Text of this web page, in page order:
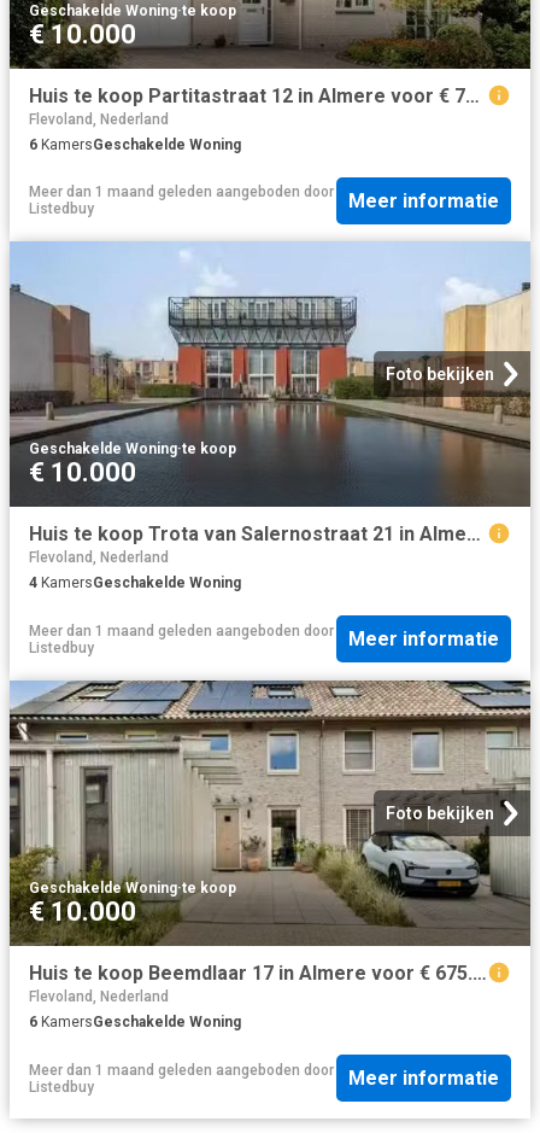
Geschakelde Woning·te koop
€ 10.000
Huis te koop Partitastraat 12 in Almere voor € 785.000
Flevoland, Nederland
6 KamersGeschakelde Woning
Meer dan 1 maand geleden aangeboden door
Listedbuy
Meer informatie
Foto bekijken
Geschakelde Woning·te koop
€ 10.000
Huis te koop Trota van Salernostraat 21 in Almere voor € 475.000
Flevoland, Nederland
4 KamersGeschakelde Woning
Meer dan 1 maand geleden aangeboden door
Listedbuy
Meer informatie
Foto bekijken
Geschakelde Woning·te koop
€ 10.000
Huis te koop Beemdlaar 17 in Almere voor € 675.000
Flevoland, Nederland
6 KamersGeschakelde Woning
Meer dan 1 maand geleden aangeboden door
Listedbuy
Meer informatie